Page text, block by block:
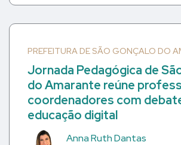
PREFEITURA DE SÃO GONÇALO DO
Jornada Pedagógica de
do Amarante reúne
coordenadores com
educação digital
Anna Ruth Dantas